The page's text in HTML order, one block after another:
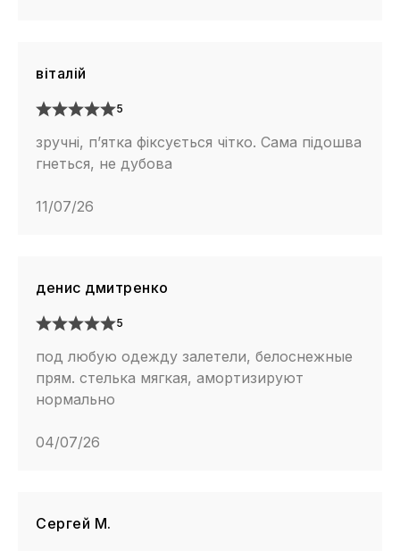
віталій
5
зручні, п’ятка фіксується чітко. Сама підошва
гнеться, не дубова
11/07/26
денис дмитренко
5
под любую одежду залетели, белоснежные
прям. стелька мягкая, амортизируют
нормально
04/07/26
Сергей М.